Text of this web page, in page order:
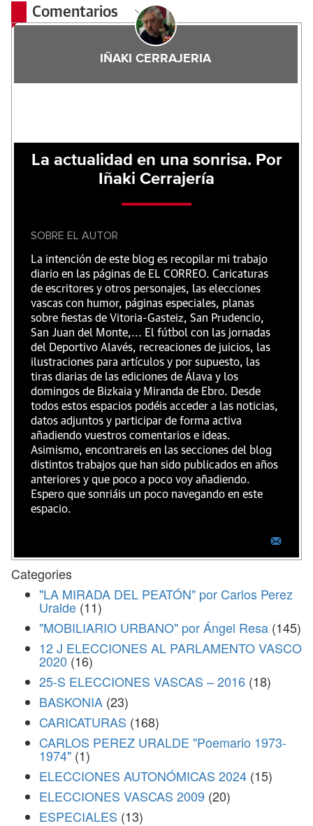
Comentarios
IÑAKI CERRAJERIA
La actualidad en una sonrisa. Por
Iñaki Cerrajería
SOBRE EL AUTOR
La intención de este blog es recopilar mi trabajo
diario en las páginas de EL CORREO. Caricaturas
de escritores y otros personajes, las elecciones
vascas con humor, páginas especiales, planas
sobre fiestas de Vitoria-Gasteiz, San Prudencio,
San Juan del Monte,... El fútbol con las jornadas
del Deportivo Alavés, recreaciones de juicios, las
ilustraciones para artículos y por supuesto, las
tiras diarias de las ediciones de Álava y los
domingos de Bizkaia y Miranda de Ebro. Desde
todos estos espacios podéis acceder a las noticias,
datos adjuntos y participar de forma activa
añadiendo vuestros comentarios e ideas.
Asimismo, encontrareis en las secciones del blog
distintos trabajos que han sido publicados en años
anteriores y que poco a poco voy añadiendo.
Espero que sonriáis un poco navegando en este
espacio.
Categories
"LA MIRADA DEL PEATÓN" por Carlos Perez
Uralde (11)
"MOBILIARIO URBANO" por Ángel Resa (145)
12 J ELECCIONES AL PARLAMENTO VASCO
2020 (16)
25-S ELECCIONES VASCAS – 2016 (18)
BASKONIA (23)
CARICATURAS (168)
CARLOS PEREZ URALDE "Poemario 1973-
1974" (1)
ELECCIONES AUTONÓMICAS 2024 (15)
ELECCIONES VASCAS 2009 (20)
ESPECIALES (13)